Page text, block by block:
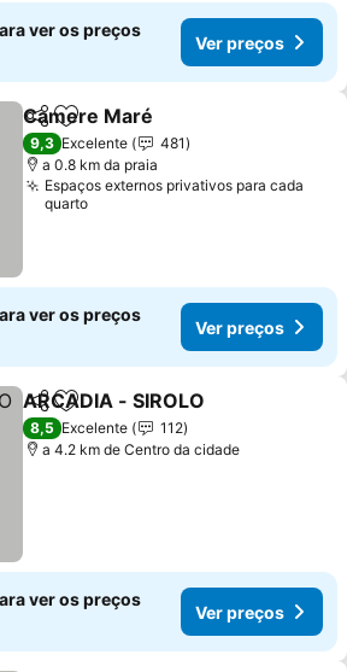
ver os preços
Ver preços
PartilharAdicionar aos favoritos
Camere Maré
9,3 Excelente
481
a 0.8 km da praia
Espaços externos privativos para cada
quarto
ver os preços
Ver preços
PartilharAdicionar aos favoritos
ARCADIA - SIROLO
8,5 Excelente
112
a 4.2 km de Centro da cidade
ver os preços
Ver preços